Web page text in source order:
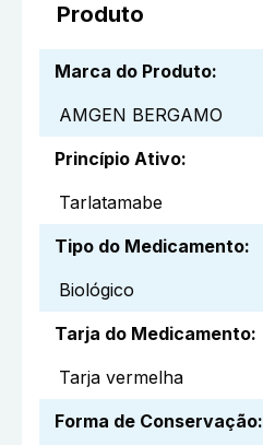
Produto
Marca do Produto:
AMGEN BERGAMO
Princípio Ativo:
Tarlatamabe
Tipo do Medicamento:
Biológico
Tarja do Medicamento:
Tarja vermelha
Forma de Conservação: